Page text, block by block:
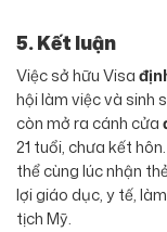
5. Kết luận
Việc sở hữu Visa
hội làm việc và sinh
còn mở ra cánh cửa
21 tuổi, chưa kết
thể cùng lúc nhận
lợi giáo dục, y tế,
tịch Mỹ.